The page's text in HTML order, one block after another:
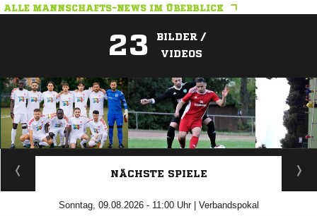
ALLE MANNSCHAFTS-NEWS IM ÜBERBLICK
23
BILDER /
VIDEOS
ANZEIGE
NÄCHSTE SPIELE
Sonntag, 09.08.2026 - 11:00 Uhr | Verbandspokal